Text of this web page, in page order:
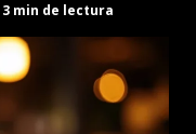
3 min de lectura